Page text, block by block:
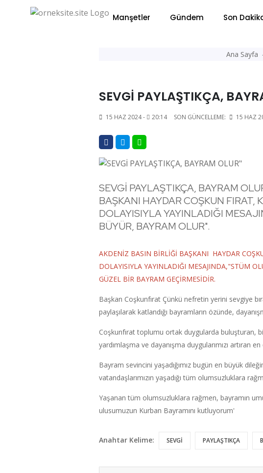
Manşetler Gündem Son
Ana Sayfa
SEVGİ PAYLAŞTIKÇA,
15 HAZ 2024 - 20:14 SON GÜNCELLEME: 15 HAZ
SEVGİ PAYLAŞTIKÇA, BAYRAM
BAŞKANI HAYDAR COŞKUN FIRAT,
DOLAYISIYLA YAYINLADIĞI
BÜYÜR, BAYRAM OLUR".
AKDENİZ BASIN BİRLİĞİ BAŞKANI HAYDAR
DOLAYISIYLA YAYINLADIĞI MESAJINDA,"STÜM
GÜZEL BİR BAYRAM GEÇİRMESİDİR.
Başkan Coşkunfırat Çünkü nefretin yerini sevgiye
paylaşılarak katlandığı bayramların özünde,
Coşkunfırat toplumu ortak duygularda buluşturan,
yardımlaşma ve dayanışma duygularımızı artıran
Bayram sevincini yaşadığımız bugün en büyük
vatandaşlarımızın yaşadığı tüm olumsuzluklara
Yaşanan tüm olumsuzluklara rağmen, bayramın
ulusumuzun Kurban Bayramını kutluyorum'
Anahtar Kelime: SEVGİ PAYLAŞTIKÇA